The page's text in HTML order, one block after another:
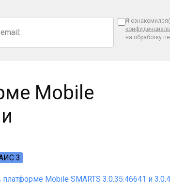
Я
на обработку
Mobile
3
Mobile SMARTS 3.0.35.46641 и